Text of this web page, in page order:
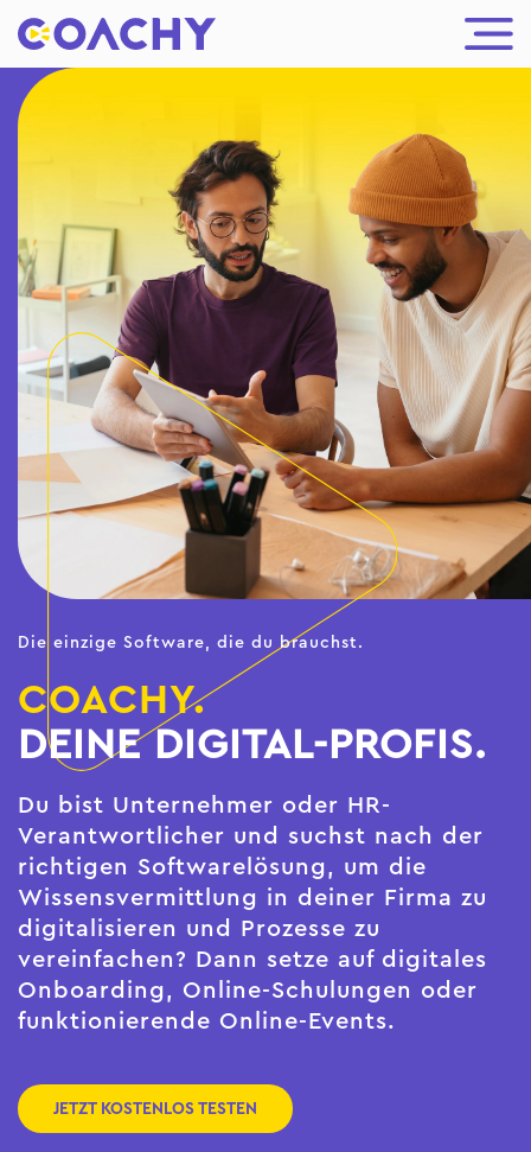
Die einzige Software, die du brauchst.
COACHY.
DEINE DIGITAL-PROFIS.
Du bist Unternehmer oder HR-
Verantwortlicher und suchst nach der
richtigen Softwarelösung, um die
Wissensvermittlung in deiner Firma zu
digitalisieren und Prozesse zu
vereinfachen? Dann setze auf digitales
Onboarding, Online-Schulungen oder
funktionierende Online-Events.
JETZT KOSTENLOS TESTEN